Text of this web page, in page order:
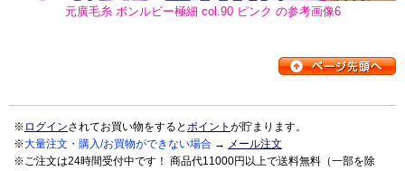
元廣毛糸 ボンルビー極細 col.90 ピンク の参考画像6
※ ログインされてお買い物をするとポイント が貯まります。
※大量注文・購入/お買物ができない場合 → メール注文
※ご注文は24時間受付中です！ 商品代11000円以上で送料無料（一部を除